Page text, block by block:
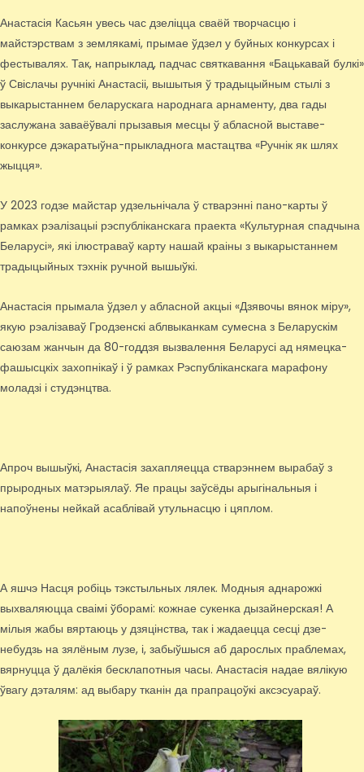
Анастасія Касьян увесь час дзеліцца сваёй творчасцю і
майстэрствам з землякамі, прымае ўдзел у буйных конкурсах і
фестывалях. Так, напрыклад, падчас святкавання «Бацькавай булкі»
ў Свіслачы ручнікі Анастасіі, вышытыя ў традыцыйным стылі з
выкарыстаннем беларускага народнага арнаменту, два гады
заслужана заваёўвалі прызавыя месцы ў абласной выставе-
конкурсе дэкаратыўна-прыкладнога мастацтва «Ручнік як шлях
жыцця».
У 2023 годзе майстар удзельнічала ў стварэнні пано-карты ў
рамках рэалізацыі рэспубліканскага праекта «Культурная спадчына
Беларусі», які ілюстраваў карту нашай краіны з выкарыстаннем
традыцыйных тэхнік ручной вышыўкі.
Анастасія прымала ўдзел у абласной акцыі «Дзявочы вянок міру»,
якую рэалізаваў Гродзенскі аблвыканкам сумесна з Беларускім
саюзам жанчын да 80-годдзя вызвалення Беларусі ад нямецка-
фашысцкіх захопнікаў і ў рамках Рэспубліканскага марафону
моладзі і студэнцтва.
Апроч вышыўкі, Анастасія захапляецца стварэннем вырабаў з
прыродных матэрыялаў. Яе працы заўсёды арыгінальныя і
напоўнены нейкай асаблівай утульнасцю і цяплом.
А яшчэ Насця робіць тэкстыльных лялек. Модныя аднарожкі
выхваляюцца сваімі ўборамі: кожнае сукенка дызайнерская! А
мілыя жабы вяртаюць у дзяцінства, так і жадаецца сесці дзе-
небудзь на зялёным лузе, і, забыўшыся аб дарослых праблемах,
вярнуцца ў далёкія бесклапотныя часы. Анастасія надае вялікую
ўвагу дэталям: ад выбару тканін да прапрацоўкі аксэсуараў.